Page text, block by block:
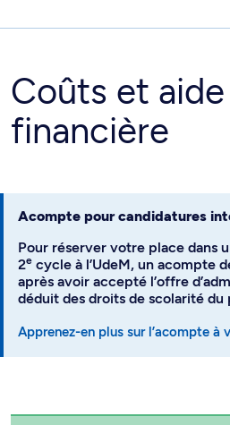
Coûts et aide
financière
Acompte pour candidatures
Pour réserver votre place dans
2e cycle à l’UdeM, un acompte
après avoir accepté l’offre
déduit des droits de scolarité
Apprenez-en plus sur l’acompte à